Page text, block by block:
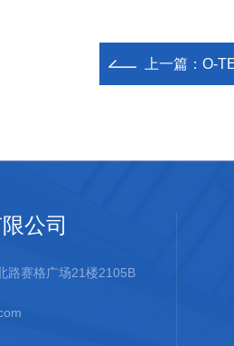
上一篇： O-
公司
路赛格广场21楼2105B